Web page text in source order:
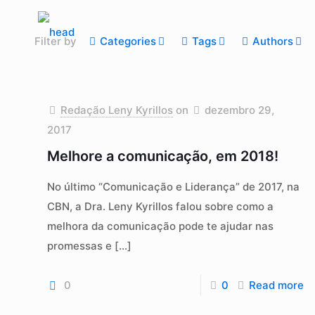
Filter by Categories Tags Authors
Redação Leny Kyrillos on
dezembro 29,
2017
Melhore a comunicação, em 2018!
No último “Comunicação e Liderança” de 2017, na
CBN, a Dra. Leny Kyrillos falou sobre como a
melhora da comunicação pode te ajudar nas
promessas e […]
0 0 Read more